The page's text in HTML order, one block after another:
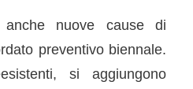
nuove cause di
preventivo biennale.
si aggiungono